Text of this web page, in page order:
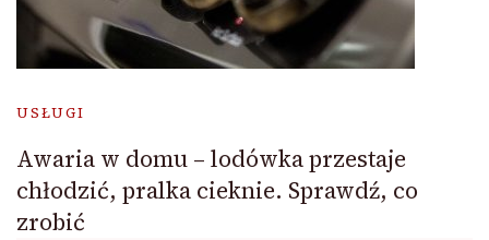
USŁUGI
Awaria w domu – lodówka przestaje
chłodzić, pralka cieknie. Sprawdź, co
zrobić